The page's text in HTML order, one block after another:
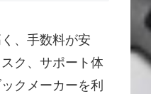
、手数料が安
ク、サポート体
クメーカーを利